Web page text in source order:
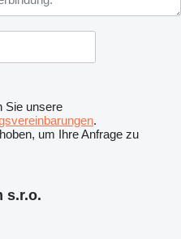
Sie unsere
.
um Ihre Anfrage zu
s.r.o.